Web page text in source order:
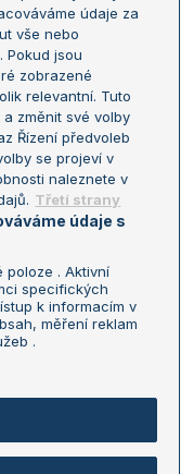
osobních
zpravodajství ČTK.
údaje za
vše nebo
Pokud jsou
zobrazené
relevantní. Tuto
změnit své volby
Řízení předvoleb
se projeví v
naleznete v
Třetí strany
údaje s
poloze . Aktivní
specifických
k informacím v
měření reklam
.